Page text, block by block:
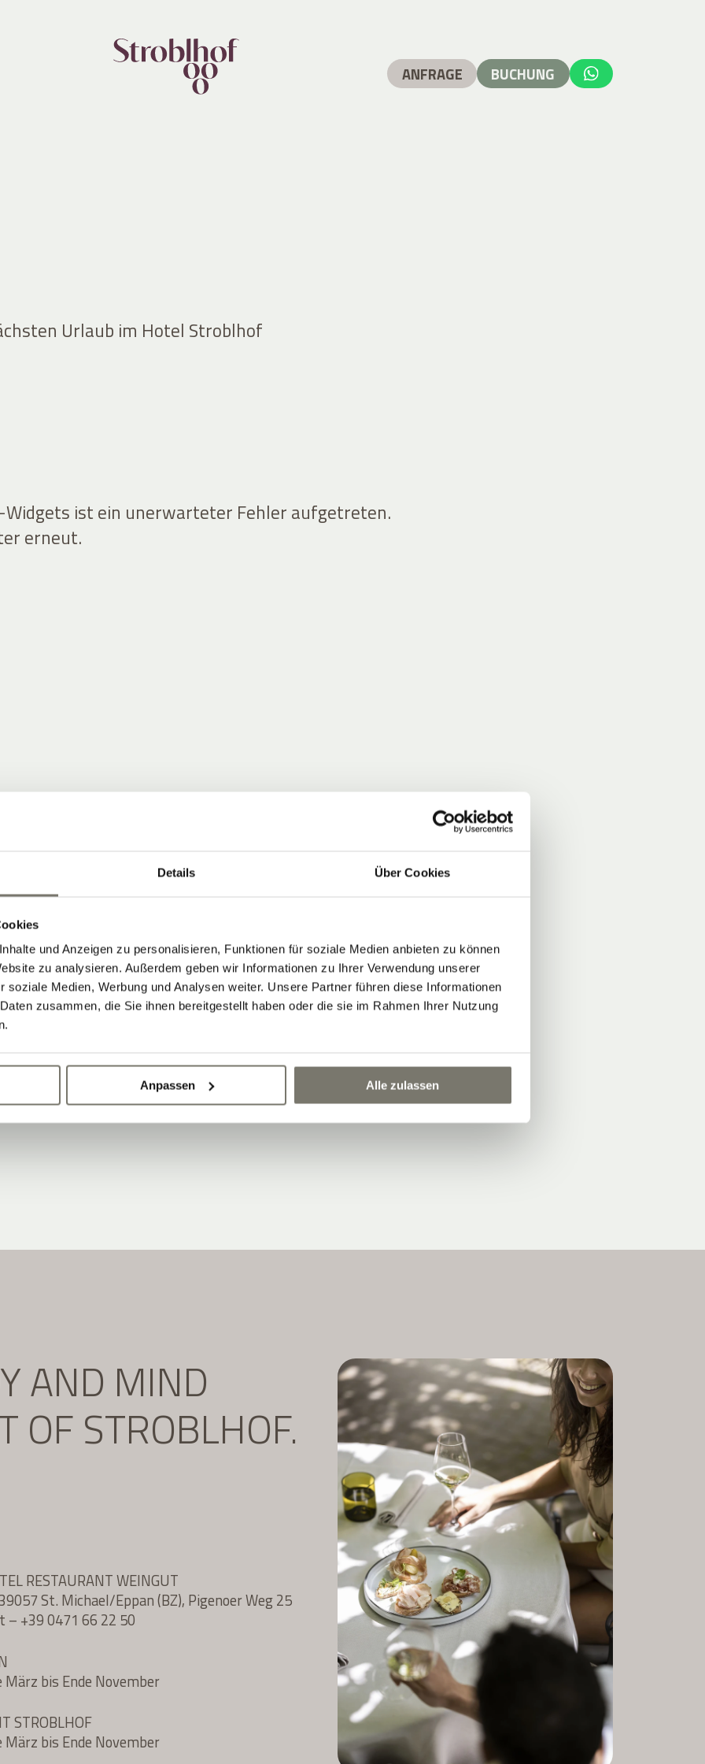
Details Über Cookies
und Anzeigen zu personalisieren, Funktionen für soziale Medien anbieten zu können
zu analysieren. Außerdem geben wir Informationen zu Ihrer Verwendung unserer
soziale Medien, Werbung und Analysen weiter. Unsere Partner führen diese Informationen
zusammen, die Sie ihnen bereitgestellt haben oder die sie im Rahmen Ihrer Nutzung
Anpassen Alle zulassen
Urlaub im Hotel Stroblhof
Widgets ist ein unerwarteter Fehler aufgetreten.
erneut.
die Neuigkeiten vom Stroblhof
aus unserem Weinhotel in
abonnieren:
AND MIND
OF STROBLHOF.
RESTAURANT WEINGUT
St. Michael/Eppan (BZ), Pigenoer Weg 25
– +39 0471 66 22 50
bis Ende November
STROBLHOF
bis Ende November
ANFRAGE BUCHUNG